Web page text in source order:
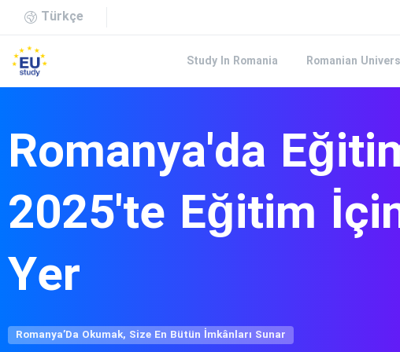
Türkçe
Study In Romania Romanian
Romanya'da
2025'te Eğitim
Yer
Romanya’Da Okumak, Size En Bütün İmkânları Sunar